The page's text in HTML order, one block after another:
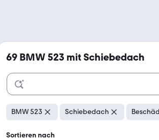
69 BMW 523 mit Schiebedach
BMW 523 Schiebedach
Sortieren nach